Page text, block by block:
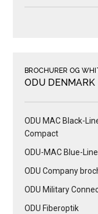
BROCHURER OG
ODU DENMARK
ODU MAC Black-
Compact
ODU-MAC Blue-
ODU Company
ODU Military
ODU Fiberoptik